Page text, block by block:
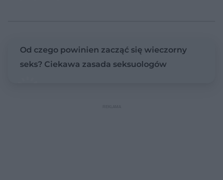
Od czego powinien zacząć się wieczorny
seks? Ciekawa zasada seksuologów